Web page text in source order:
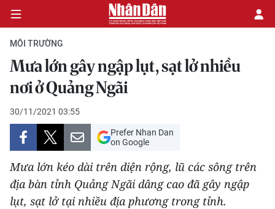
CHÍNH TRỊ
KINH TẾ
VĂN HÓA
XÃ HỘI
PHÁP LUẬT
MÔI TRƯỜNG
Mưa lớn gây ngập lụt, sạt lở nhiều
nơi ở Quảng Ngãi
30/11/2021 03:55
Prefer Nhan Dan
on Google
Mưa lớn kéo dài trên diện rộng, lũ các sông trên
địa bàn tỉnh Quảng Ngãi dâng cao đã gây ngập
lụt, sạt lở tại nhiều địa phương trong tỉnh.